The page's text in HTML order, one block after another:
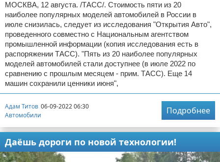
МОСКВА, 12 августа. /ТАСС/. Стоимость пяти из 20
наиболее популярных моделей автомобилей в России в
июле снизилась, следует из исследования "Открытия Авто",
проведенного совместно с Национальным агентством
промышленной информации (копия исследования есть в
распоряжении ТАСС). "Пять из 20 наиболее популярных
моделей автомобилей стали доступнее (в июле 2022 по
сравнению с прошлым месяцем - прим. ТАСС). Еще 14
машин сохранили ценники июня",
Адам Титов 06-09-2022 06:30
Автомобили
Подробнее
Даёшь дороги по новой технологии!